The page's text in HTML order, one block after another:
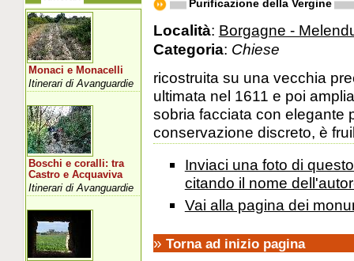
Purificazione della Vergine
Località: Borgagne -
Categoria: Chiese
ricostruita su una vecchia
ultimata nel 1611 e poi
sobria facciata con elegante
conservazione discreto, è
Inviaci una foto di
citando il nome
Vai alla pagina dei
» Torna ad inizio pagina
Monaci e Monacelli
Itinerari di Avanguardie
Boschi e coralli: tra
Castro e Acquaviva
Itinerari di Avanguardie